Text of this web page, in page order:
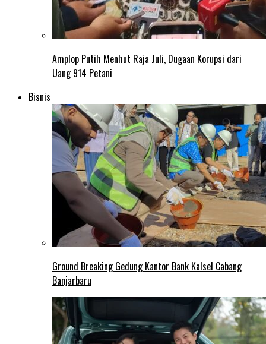
Amplop Putih Menhut Raja Juli, Dugaan Korupsi dari
Uang 914 Petani
Bisnis
Ground Breaking Gedung Kantor Bank Kalsel Cabang
Banjarbaru